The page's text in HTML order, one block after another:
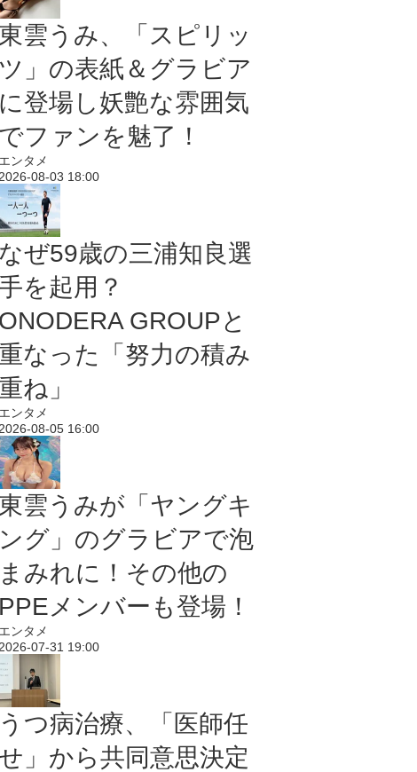
東雲うみ、「スピリッ
ツ」の表紙＆グラビア
に登場し妖艶な雰囲気
でファンを魅了！
エンタメ
2026-08-03 18:00
なぜ59歳の三浦知良選
を起用？
ONODERA GROUPと
なった「努力の積み
ね」
エンタメ
2026-08-05 16:00
東雲うみが「ヤングキ
ング」のグラビアで泡
まみれに！その他の
PPEメンバーも登場！
エンタメ
2026-07-31 19:00
うつ病治療、「医師任
」から共同意思決定